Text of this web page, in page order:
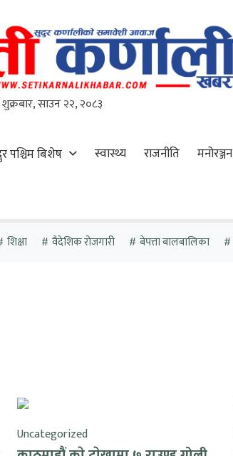
साउन २२, २०८३
पश्चिम बिशेष स्वास्थ्य राजनीति मनोरञ्जन
शिक्षा वैदेशिक रोजगारी बेपत्ता बालबालिका
Uncategorized